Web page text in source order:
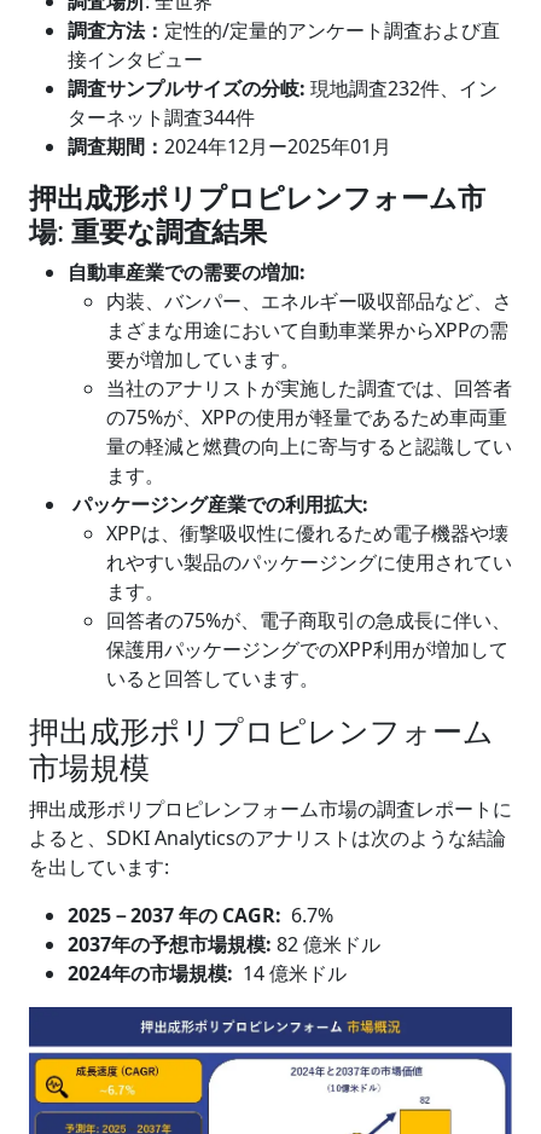
調査方法： 定性的/定量的アンケート調査および直
接インタビュー
調査サンプルサイズの分岐: 現地調査232件、イン
ターネット調査344件
調査期間： 2024年12月ー2025年01月
押出成形ポリプロピレンフォーム市
場: 重要な調査結果
自動車産業での需要の増加:
内装、バンパー、エネルギー吸収部品など、さ
まざまな用途において自動車業界からXPPの需
要が増加しています。
当社のアナリストが実施した調査では、回答者
の75%が、XPPの使用が軽量であるため車両重
量の軽減と燃費の向上に寄与すると認識してい
ます。
パッケージング産業での利用拡大:
XPPは、衝撃吸収性に優れるため電子機器や壊
れやすい製品のパッケージングに使用されてい
ます。
回答者の75%が、電子商取引の急成長に伴い、
保護用パッケージングでのXPP利用が増加して
いると回答しています。
押出成形ポリプロピレンフォーム
市場規模
押出成形ポリプロピレンフォーム市場の調査レポートに
よると、SDKI Analyticsのアナリストは次のような結論
を出しています:
2025－2037年の CAGR: 6.7%
2037年の予想市場規模: 82 億米ドル
2024年の市場規模: 14 億米ドル